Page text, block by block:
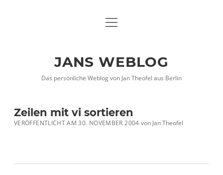
DATENSCHUTZHINWEISE
twitterfacebook
xing
Menü
JANS WEBLOG
Das persönliche Weblog von Jan Theofel aus Berlin
Zeilen mit vi sortieren
VERÖFFENTLICHT AM 30. NOVEMBER 2004 vonJan Theofel